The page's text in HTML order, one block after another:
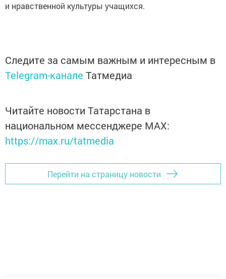
и нравственной культуры учащихся.
Следите за самым важным и интересным в
Telegram-канале Татмедиа
Читайте новости Татарстана в
национальном мессенджере MАХ:
https://max.ru/tatmedia
Перейти на страницу новости